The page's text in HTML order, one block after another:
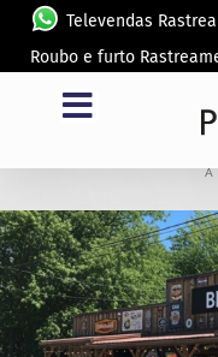
Televendas
Roubo e furto
A